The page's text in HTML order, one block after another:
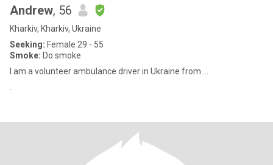
Andrew, 56
Kharkiv, Kharkiv, Ukraine
Seeking: Female 29 - 55
Smoke: Do smoke
I am a volunteer ambulance driver in Ukraine from ...